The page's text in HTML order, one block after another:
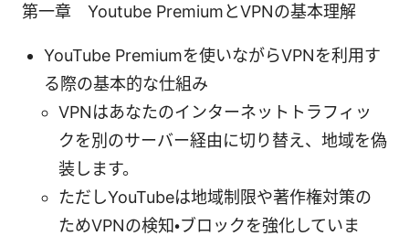
第一章 Youtube PremiumとVPNの基本理解
YouTube Premiumを使いながらVPNを利用す
る際の基本的な仕組み
VPNはあなたのインターネットトラフィッ
クを別のサーバー経由に切り替え、地域を偽
装します。
ただしYouTubeは地域制限や著作権対策の
ためVPNの検知・ブロックを強化していま